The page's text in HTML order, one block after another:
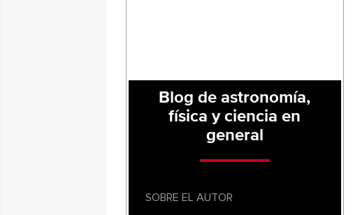
Blog de astronomía,
física y ciencia en
general
SOBRE EL AUTOR